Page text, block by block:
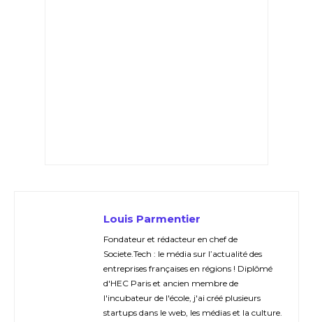
Louis Parmentier
Fondateur et rédacteur en chef de
Societe.Tech : le média sur l’actualité des
entreprises françaises en régions ! Diplômé
d'HEC Paris et ancien membre de
l'incubateur de l'école, j'ai créé plusieurs
startups dans le web, les médias et la culture.